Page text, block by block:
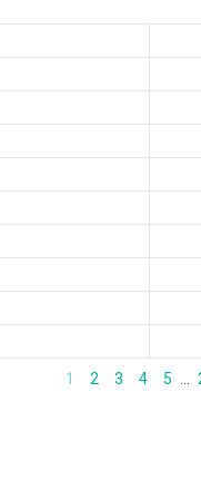
1 2 3 4 5